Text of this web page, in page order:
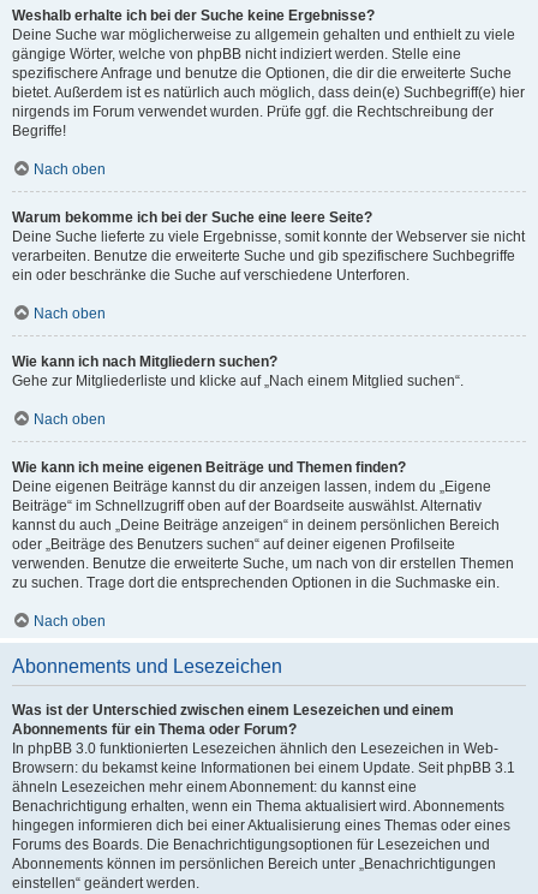
Weshalb erhalte ich bei der Suche keine Ergebnisse?
Deine Suche war möglicherweise zu allgemein gehalten und enthielt zu viele
gängige Wörter, welche von phpBB nicht indiziert werden. Stelle eine
spezifischere Anfrage und benutze die Optionen, die dir die erweiterte Suche
bietet. Außerdem ist es natürlich auch möglich, dass dein(e) Suchbegriff(e) hier
nirgends im Forum verwendet wurden. Prüfe ggf. die Rechtschreibung der
Begriffe!
Nach oben
Warum bekomme ich bei der Suche eine leere Seite?
Deine Suche lieferte zu viele Ergebnisse, somit konnte der Webserver sie nicht
verarbeiten. Benutze die erweiterte Suche und gib spezifischere Suchbegriffe
ein oder beschränke die Suche auf verschiedene Unterforen.
Nach oben
Wie kann ich nach Mitgliedern suchen?
Gehe zur Mitgliederliste und klicke auf „Nach einem Mitglied suchen“.
Nach oben
Wie kann ich meine eigenen Beiträge und Themen finden?
Deine eigenen Beiträge kannst du dir anzeigen lassen, indem du „Eigene
Beiträge“ im Schnellzugriff oben auf der Boardseite auswählst. Alternativ
kannst du auch „Deine Beiträge anzeigen“ in deinem persönlichen Bereich
oder „Beiträge des Benutzers suchen“ auf deiner eigenen Profilseite
verwenden. Benutze die erweiterte Suche, um nach von dir erstellen Themen
zu suchen. Trage dort die entsprechenden Optionen in die Suchmaske ein.
Nach oben
Abonnements und Lesezeichen
Was ist der Unterschied zwischen einem Lesezeichen und einem
Abonnements für ein Thema oder Forum?
In phpBB 3.0 funktionierten Lesezeichen ähnlich den Lesezeichen in Web-
Browsern: du bekamst keine Informationen bei einem Update. Seit phpBB 3.1
ähneln Lesezeichen mehr einem Abonnement: du kannst eine
Benachrichtigung erhalten, wenn ein Thema aktualisiert wird. Abonnements
hingegen informieren dich bei einer Aktualisierung eines Themas oder eines
Forums des Boards. Die Benachrichtigungsoptionen für Lesezeichen und
Abonnements können im persönlichen Bereich unter „Benachrichtigungen
einstellen“ geändert werden.